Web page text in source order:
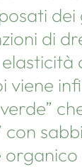
dei
di
viene
con